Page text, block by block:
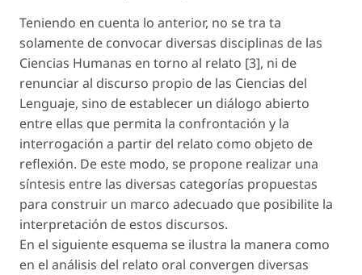
Teniendo en cuenta lo anterior, no se tra ta
solamente de convocar diversas disciplinas de las
Ciencias Humanas en torno al relato [3], ni de
renunciar al discurso propio de las Ciencias del
Lenguaje, sino de establecer un diálogo abierto
entre ellas que permita la confrontación y la
interrogación a partir del relato como objeto de
reflexión. De este modo, se propone realizar una
síntesis entre las diversas categorías propuestas
para construir un marco adecuado que posibilite la
interpretación de estos discursos.
En el siguiente esquema se ilustra la manera como
en el análisis del relato oral convergen diversas